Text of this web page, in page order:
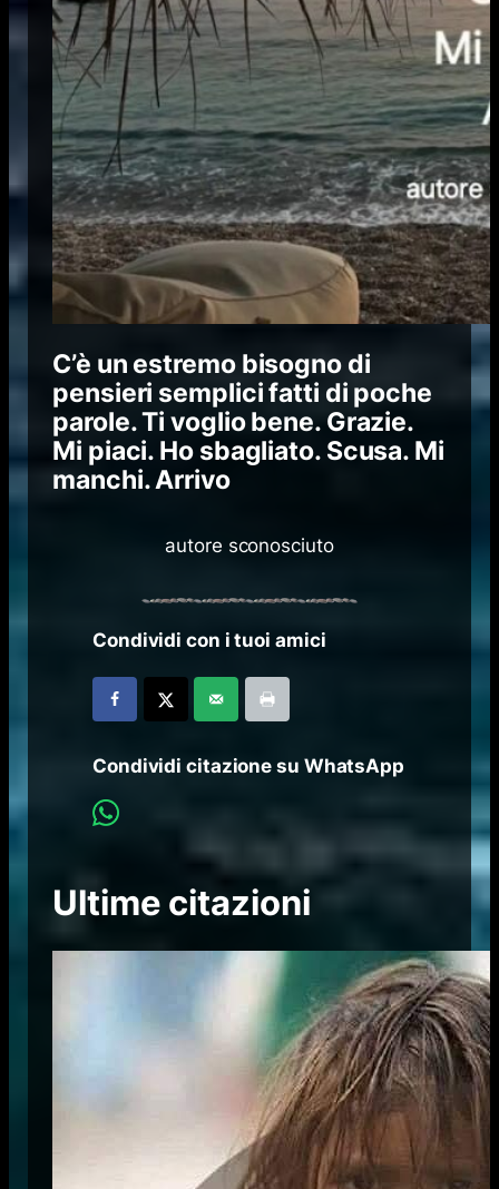
C’è un estremo bisogno di
pensieri semplici fatti di poche
parole. Ti voglio bene. Grazie.
Mi piaci. Ho sbagliato. Scusa. Mi
manchi. Arrivo
autore sconosciuto
Condividi con i tuoi amici
Condividi citazione su WhatsApp
Ultime citazioni